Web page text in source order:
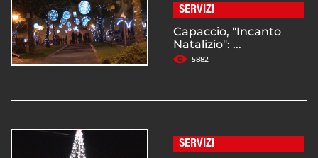
SERVIZI
Capaccio, "Incanto
Natalizio": ...
5882
SERVIZI